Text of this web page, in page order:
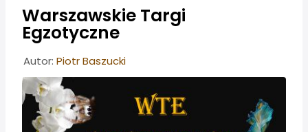
Warszawskie Targi
Egzotyczne
Informacje o artykule
Autor: Piotr Baszucki